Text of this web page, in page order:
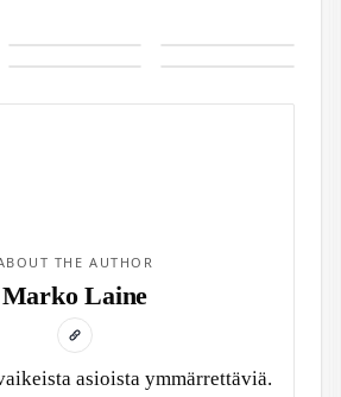
THE AUTHOR
Marko Laine
asioista ymmärrettäviä.